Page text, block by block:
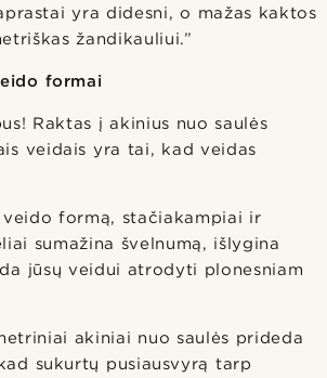
yra didesni, o mažas kaktos
žandikauliui.”
formai
Raktas į akinius nuo saulės
veidais yra tai, kad veidas
formą, stačiakampiai ir
sumažina švelnumą, išlygina
jūsų veidui atrodyti plonesniam
akiniai nuo saulės prideda
sukurtų pusiausvyrą tarp